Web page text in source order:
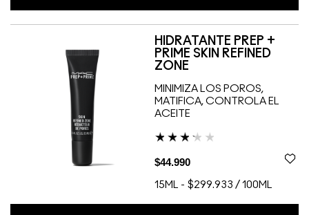
HIDRATANTE PREP +
PRIME SKIN REFINED
ZONE
MINIMIZA LOS POROS,
MATIFICA, CONTROLA EL
ACEITE
$44.990
15ML - $299.933 / 100ML